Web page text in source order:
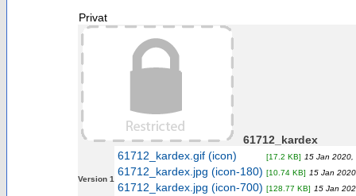
Privat
61712_kardex
Version 1
61712_kardex.gif (icon) [17.2 KB] 15 Jan 2020,
61712_kardex.jpg (icon-180) [10.74 KB] 15 Jan
61712_kardex.jpg (icon-700) [128.77 KB] 15 Jan